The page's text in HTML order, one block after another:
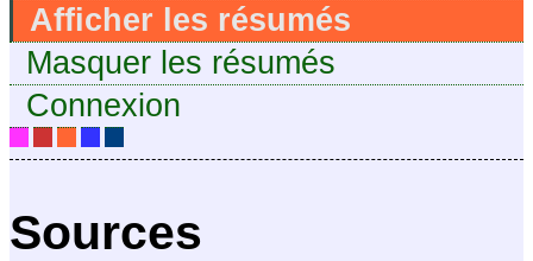
Afficher les résumés
Masquer les résumés
Connexion
Sources